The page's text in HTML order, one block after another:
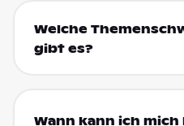
Welche
gibt es?
Wann kann ich